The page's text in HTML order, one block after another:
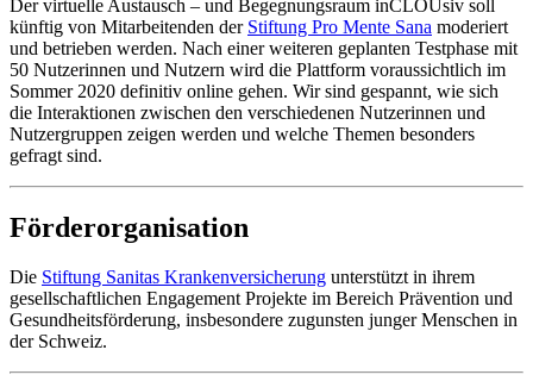
Der virtuelle Austausch – und Begegnungsraum inCLOUsiv soll
künftig von Mitarbeitenden der Stiftung Pro Mente Sana moderiert
und betrieben werden. Nach einer weiteren geplanten Testphase mit
50 Nutzerinnen und Nutzern wird die Plattform voraussichtlich im
Sommer 2020 definitiv online gehen. Wir sind gespannt, wie sich
die Interaktionen zwischen den verschiedenen Nutzerinnen und
Nutzergruppen zeigen werden und welche Themen besonders
gefragt sind.
Förderorganisation
Die Stiftung Sanitas Krankenversicherung unterstützt in ihrem
gesellschaftlichen Engagement Projekte im Bereich Prävention und
Gesundheitsförderung, insbesondere zugunsten junger Menschen in
der Schweiz.